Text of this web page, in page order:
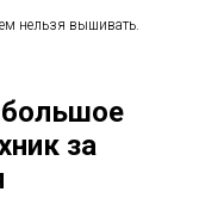
нельзя вышивать.
большое
за